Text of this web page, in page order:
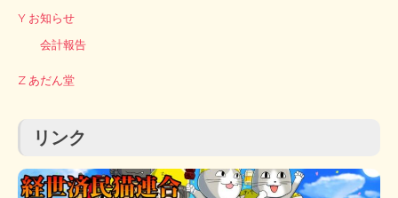
Y お知らせ
会計報告
Z あだん堂
リンク